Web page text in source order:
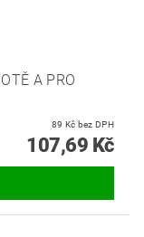
A PRO
89 Kč bez DPH
107,69 Kč